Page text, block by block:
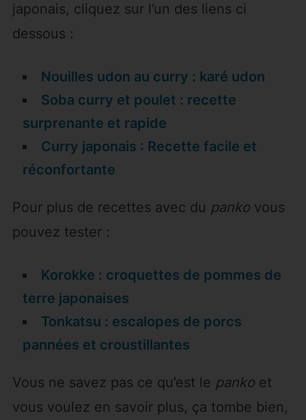
japonais, cliquez sur l’un des liens ci
dessous :
Nouilles udon au curry : karé udon
Soba curry et poulet : recette
surprenante et rapide
Curry japonais : Recette facile et
réconfortante
Pour plus de recettes avec du pankovous
pouvez tester :
Korokke : croquettes de pommes de
terre japonaises
Tonkatsu : escalopes de porcs
pannées et croustillantes
Vous ne savez pas ce qu’est le pankoet
vous voulez en savoir plus, ça tombe bien,